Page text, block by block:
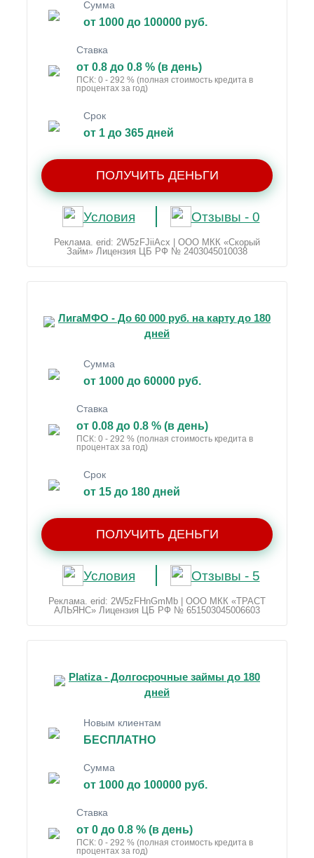
Сумма
от 1000 до 100000 руб.
Ставка
от 0.8 до 0.8 % (в день)
ПСК: 0 - 292 % (полная стоимость кредита в
процентах за год)
Срок
от 1 до 365 дней
ПОЛУЧИТЬ ДЕНЬГИ
Условия Отзывы - 0
Реклама. erid: 2W5zFJiiAcx | ООО МКК «Скорый
Займ» Лицензия ЦБ РФ № 2403045010038
ЛигаМФО - До 60 000 руб. на карту до 180
дней
Сумма
от 1000 до 60000 руб.
Ставка
от 0.08 до 0.8 % (в день)
ПСК: 0 - 292 % (полная стоимость кредита в
процентах за год)
Срок
от 15 до 180 дней
ПОЛУЧИТЬ ДЕНЬГИ
Условия Отзывы - 5
Реклама. erid: 2W5zFHnGmMb | ООО МКК «ТРАСТ
АЛЬЯНС» Лицензия ЦБ РФ № 651503045006603
Platiza - Долгосрочные займы до 180
дней
Новым клиентам
БЕСПЛАТНО
Сумма
от 1000 до 100000 руб.
Ставка
от 0 до 0.8 % (в день)
ПСК: 0 - 292 % (полная стоимость кредита в
процентах за год)